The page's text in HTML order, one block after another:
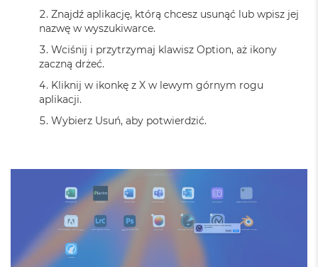
B
o
k
A
i
r
2
T
B
a
o
k
i
Znajdź aplikację, którą chcesz usunąć lub wpisz jej
nazwę w wyszukiwarce.
Wciśnij i przytrzymaj klawisz Option, aż ikony
zaczną drżeć.
Kliknij w ikonkę z X w lewym górnym rogu
aplikacji.
Wybierz Usuń, aby potwierdzić.